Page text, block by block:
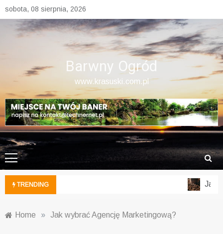
Skip
to
content
sobota, 08 sierpnia, 2026
Barwny Ogród
www.krasuski.com.pl
TRENDING Jak
Home » Jak wybrać Agencję Marketingową?